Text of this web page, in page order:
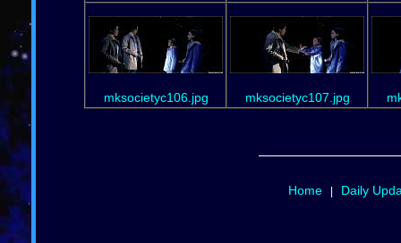
mksocietyc106.jpg mksocietyc107.jpg
Home| Daily